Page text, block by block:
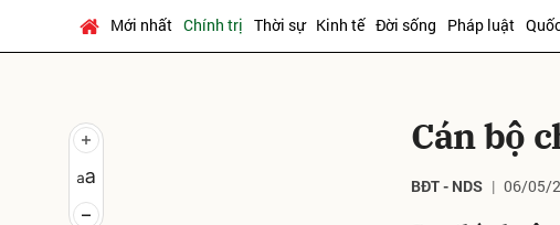
Mới nhất Chính trị Thời sự Kinh tế Đời sống Pháp luật
Cán bộ
BĐT - NDS 06/05/